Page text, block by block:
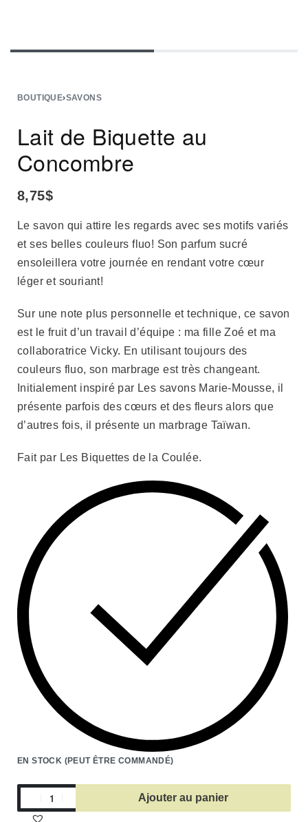
BOUTIQUE›SAVONS
Lait de Biquette au
Concombre
8,75$
Le savon qui attire les regards avec ses motifs variés
et ses belles couleurs fluo! Son parfum sucré
ensoleillera votre journée en rendant votre cœur
léger et souriant!
Sur une note plus personnelle et technique, ce savon
est le fruit d’un travail d’équipe : ma fille Zoé et ma
collaboratrice Vicky. En utilisant toujours des
couleurs fluo, son marbrage est très changeant.
Initialement inspiré par Les savons Marie-Mousse, il
présente parfois des cœurs et des fleurs alors que
d’autres fois, il présente un marbrage Taïwan.
Fait par Les Biquettes de la Coulée.
EN STOCK (PEUT ÊTRE COMMANDÉ)
Ajouter au panier